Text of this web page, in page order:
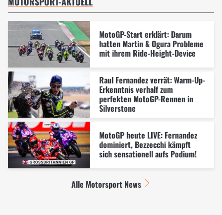
MotoGP-Start erklärt: Darum
hatten Martin & Ogura Probleme
mit ihrem Ride-Height-Device
Raul Fernandez verrät: Warm-Up-
Erkenntnis verhalf zum
perfekten MotoGP-Rennen in
Silverstone
MotoGP heute LIVE: Fernandez
dominiert, Bezzecchi kämpft
sich sensationell aufs Podium!
Alle Motorsport News